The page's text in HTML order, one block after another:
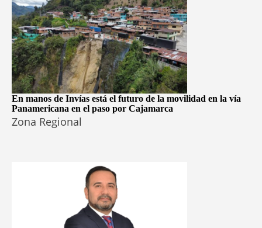
En manos de Invías está el futuro de la movilidad en la vía
Panamericana en el paso por Cajamarca
Zona Regional